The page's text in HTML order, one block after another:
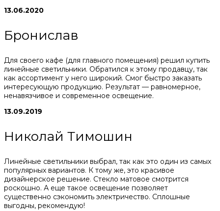
13.06.2020
Бронислав
Для своего кафе (для главного помещения) решил купить
линейные светильники. Обратился к этому продавцу, так
как ассортимент у него широкий. Смог быстро заказать
интересующую продукцию. Результат — равномерное,
ненавязчивое и современное освещение.
13.09.2019
Николай Тимошин
Линейные светильники выбрал, так как это один из самых
популярных вариантов. К тому же, это красивое
дизайнерское решение. Стекло матовое смотрится
роскошно. А еще такое освещение позволяет
существенно сэкономить электричество. Сплошные
выгодны, рекомендую!